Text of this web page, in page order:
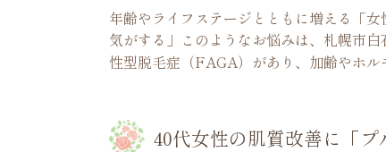
年齢やライフステージとともに増える「
気がする」このようなお悩みは、札幌市
性型脱毛症（FAGA）があり、加齢やホ
40代女性の肌質改善に「